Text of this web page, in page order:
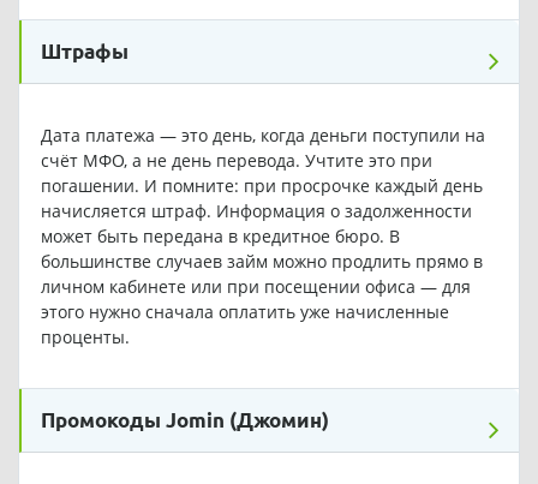
Штрафы
Дата платежа — это день, когда деньги поступили на
счёт МФО, а не день перевода. Учтите это при
погашении. И помните: при просрочке каждый день
начисляется штраф. Информация о задолженности
может быть передана в кредитное бюро. В
большинстве случаев займ можно продлить прямо в
личном кабинете или при посещении офиса — для
этого нужно сначала оплатить уже начисленные
проценты.
Промокоды Jomin (Джомин)